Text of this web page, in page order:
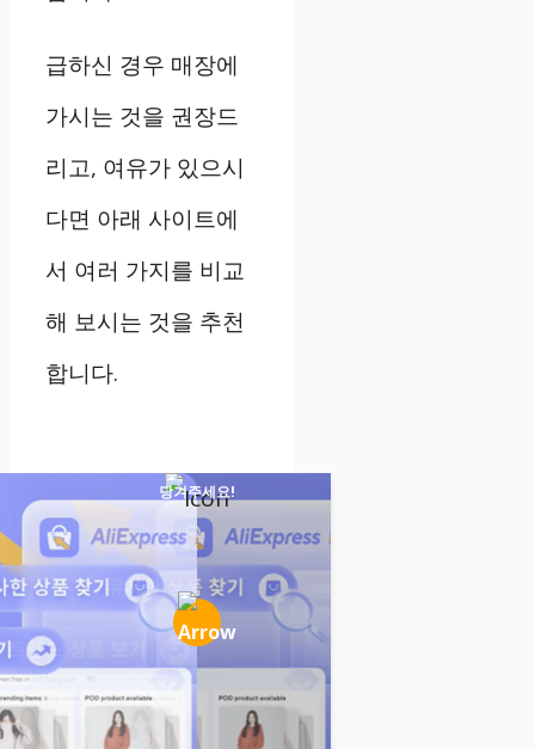
급하신 경우 매장에
가시는 것을 권장드
리고, 여유가 있으시
다면 아래 사이트에
서 여러 가지를 비교
해 보시는 것을 추천
합니다.
당겨주세요!